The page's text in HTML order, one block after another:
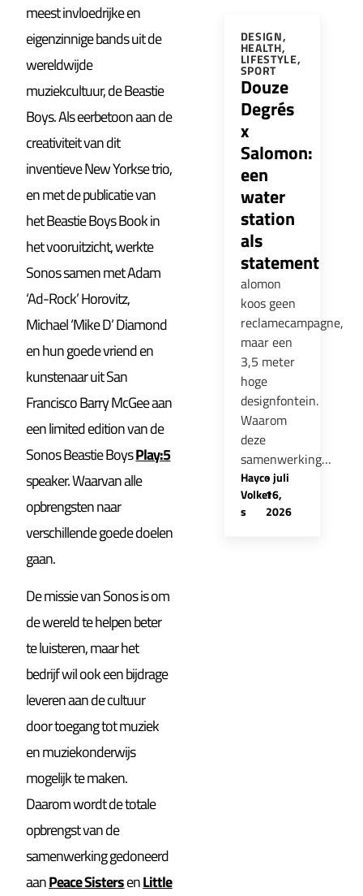
meest invloedrijke en
eigenzinnige bands uit de
wereldwijde
muziekcultuur, de Beastie
Boys. Als eerbetoon aan de
creativiteit van dit
inventieve New Yorkse trio,
en met de publicatie van
het Beastie Boys Book in
het vooruitzicht, werkte
Sonos samen met Adam
‘Ad-Rock’ Horovitz,
Michael ‘Mike D’ Diamond
en hun goede vriend en
kunstenaar uit San
Francisco Barry McGee aan
een limited edition van de
Sonos Beastie BoysPlay:5
speaker. Waarvan alle
opbrengsten naar
verschillende goede doelen
gaan.
De missie van Sonos is om
de wereld te helpen beter
te luisteren, maar het
bedrijf wil ook een bijdrage
leveren aan de cultuur
door toegang tot muziek
en muziekonderwijs
mogelijk te maken.
Daarom wordt de totale
opbrengst van de
samenwerking gedoneerd
aanPeace SistersenLittle
DESIGN,
HEALTH,
LIFESTYLE,
SPORT
Douze
Degrés
x
Salomon:
een
water
station
als
statement
alomon
koos geen
reclamecampagne,
maar een
3,5 meter
hoge
designfontein.
Waarom
deze
samenwerking…
Hayco
Volker
s
-juli
16,
2026